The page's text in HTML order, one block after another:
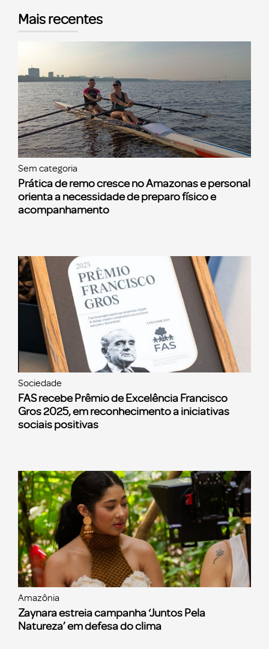
Mais recentes
Sem categoria
Prática de remo cresce no Amazonas e personal
orienta a necessidade de preparo físico e
acompanhamento
Sociedade
FAS recebe Prêmio de Excelência Francisco
Gros 2025, em reconhecimento a iniciativas
sociais positivas
Amazônia
Zaynara estreia campanha ‘Juntos Pela
Natureza’ em defesa do clima